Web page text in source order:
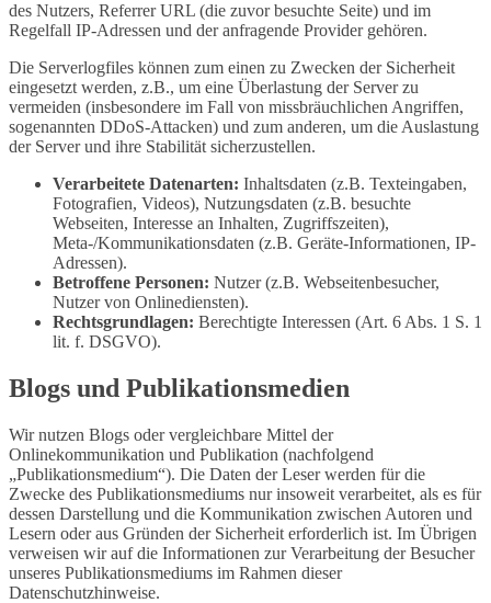
des Nutzers, Referrer URL (die zuvor besuchte Seite) und im
Regelfall IP-Adressen und der anfragende Provider gehören.
Die Serverlogfiles können zum einen zu Zwecken der Sicherheit
eingesetzt werden, z.B., um eine Überlastung der Server zu
vermeiden (insbesondere im Fall von missbräuchlichen Angriffen,
sogenannten DDoS-Attacken) und zum anderen, um die Auslastung
der Server und ihre Stabilität sicherzustellen.
Verarbeitete Datenarten: Inhaltsdaten (z.B. Texteingaben,
Fotografien, Videos), Nutzungsdaten (z.B. besuchte
Webseiten, Interesse an Inhalten, Zugriffszeiten),
Meta-/Kommunikationsdaten (z.B. Geräte-Informationen, IP-
Adressen).
Betroffene Personen: Nutzer (z.B. Webseitenbesucher,
Nutzer von Onlinediensten).
Rechtsgrundlagen: Berechtigte Interessen (Art. 6 Abs. 1 S. 1
lit. f. DSGVO).
Blogs und Publikationsmedien
Wir nutzen Blogs oder vergleichbare Mittel der
Onlinekommunikation und Publikation (nachfolgend
„Publikationsmedium“). Die Daten der Leser werden für die
Zwecke des Publikationsmediums nur insoweit verarbeitet, als es für
dessen Darstellung und die Kommunikation zwischen Autoren und
Lesern oder aus Gründen der Sicherheit erforderlich ist. Im Übrigen
verweisen wir auf die Informationen zur Verarbeitung der Besucher
unseres Publikationsmediums im Rahmen dieser
Datenschutzhinweise.